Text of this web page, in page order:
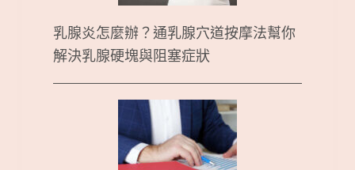
乳腺炎怎麼辦？通乳腺穴道按摩法幫你
解決乳腺硬塊與阻塞症狀